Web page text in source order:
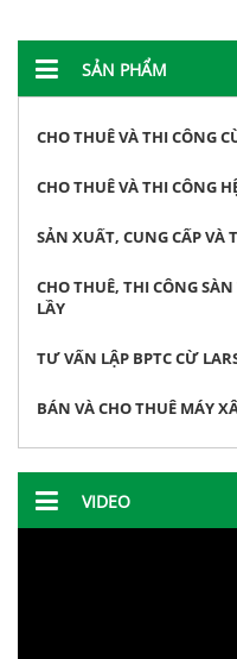
SẢN PHẨM
CHO THUÊ VÀ THI CÔNG
CHO THUÊ VÀ THI CÔNG
SẢN XUẤT, CUNG CẤP VÀ
CHO THUÊ, THI CÔNG
LẦY
TƯ VẤN LẬP BPTC CỪ
BÁN VÀ CHO THUÊ MÁY
VIDEO